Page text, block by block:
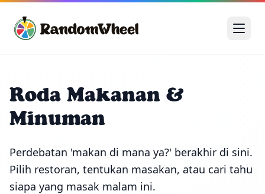
Roda Makanan &
Minuman
Perdebatan 'makan di mana ya?' berakhir di sini.
Pilih restoran, tentukan masakan, atau cari tahu
siapa yang masak malam ini.